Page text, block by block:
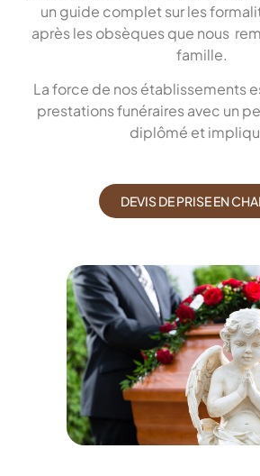
un guide complet sur les
après les obsèques que nous
famille.
La force de nos établissements
prestations funéraires avec un
diplômé et
DEVIS DE PRISE EN